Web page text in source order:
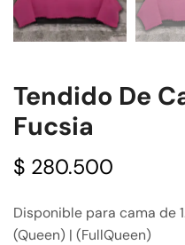
Tendido De
Fucsia
$ 280.500
Disponible para cama de
(Queen) | (FullQueen)